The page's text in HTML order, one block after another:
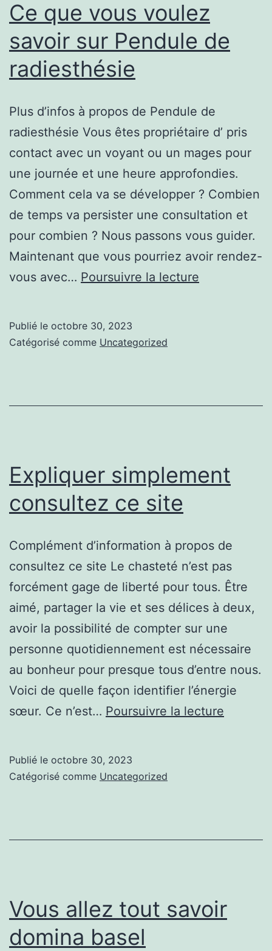
Ce que vous voulez
savoir sur Pendule de
radiesthésie
Plus d’infos à propos de Pendule de
radiesthésie Vous êtes propriétaire d’ pris
contact avec un voyant ou un mages pour
une journée et une heure approfondies.
Comment cela va se développer ? Combien
de temps va persister une consultation et
pour combien ? Nous passons vous guider.
Maintenant que vous pourriez avoir rendez-
vous avec… Poursuivre la lecture
Publié le octobre 30, 2023
Catégorisé comme Uncategorized
Expliquer simplement
consultez ce site
Complément d’information à propos de
consultez ce site Le chasteté n’est pas
forcément gage de liberté pour tous. Être
aimé, partager la vie et ses délices à deux,
avoir la possibilité de compter sur une
personne quotidiennement est nécessaire
au bonheur pour presque tous d’entre nous.
Voici de quelle façon identifier l’énergie
sœur. Ce n’est… Poursuivre la lecture
Publié le octobre 30, 2023
Catégorisé comme Uncategorized
Vous allez tout savoir
domina basel